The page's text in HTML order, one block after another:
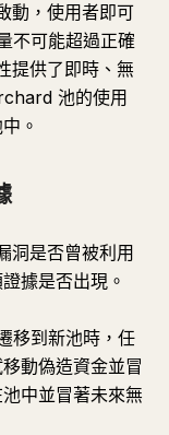
動，使用者即可
不可能超過正確
提供了即時、無
池的使用
。
是否曾被利用
據是否出現。
移到新池時，任
動偽造資金並冒
中並冒著未來無